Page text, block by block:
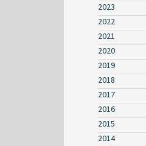
2023
2022
2021
2020
2019
2018
2017
2016
2015
2014